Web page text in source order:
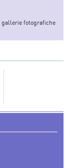
gallerie fotografiche